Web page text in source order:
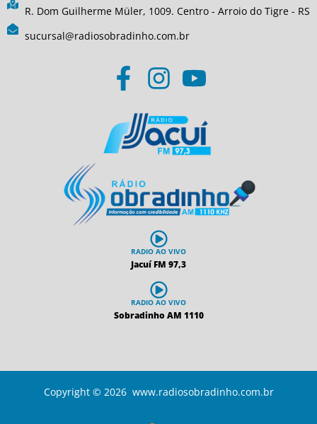
R. Dom Guilherme Müler, 1009. Centro - Arroio do Tigre - RS
sucursal@radiosobradinho.com.br
RADIO AO VIVO
Jacuí FM 97,3
RADIO AO VIVO
Sobradinho AM 1110
Copyright © 2026 www.radiosobradinho.com.br